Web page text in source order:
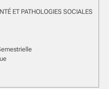
ET PATHOLOGIES SOCIALES